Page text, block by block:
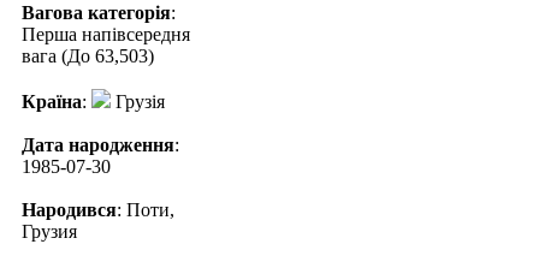
Вагова категорія:
Перша напівсередня
вага (До 63,503)
Країна: Грузія
Дата народження:
1985-07-30
Народився: Поти,
Грузия